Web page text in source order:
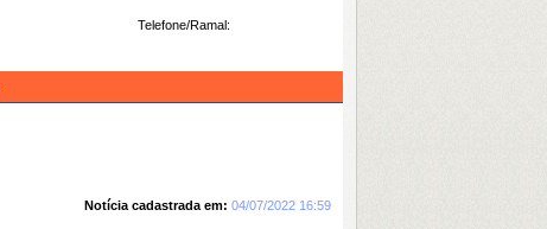
Telefone/Ramal:
Notícia cadastrada em: 04/07/2022 16:59